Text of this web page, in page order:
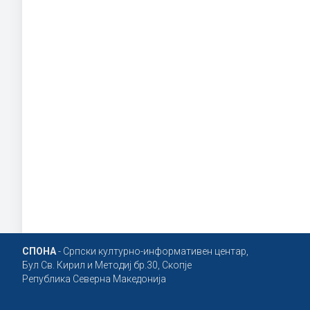
СПОНА- Српски културно-информативен центар,
Бул Св. Кирил и Методиј бр.30, Скопје
Република Северна Македонија